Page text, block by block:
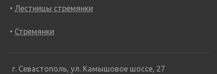
Лестницы стремянки
Стремянки
г. Севастополь, ул. Камышовое шоссе, 27